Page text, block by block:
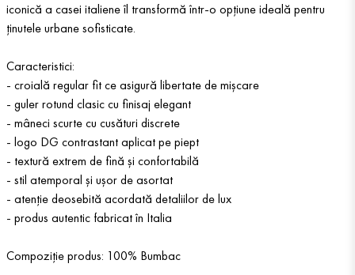
iconică a casei italiene îl transformă într-o opțiune ideală pentru
ținutele urbane sofisticate.
Caracteristici:
- croială regular fit ce asigură libertate de mișcare
- guler rotund clasic cu finisaj elegant
- mâneci scurte cu cusături discrete
- logo DG contrastant aplicat pe piept
- textură extrem de fină și confortabilă
- stil atemporal și ușor de asortat
- atenție deosebită acordată detaliilor de lux
- produs autentic fabricat în Italia
Compoziție produs: 100% Bumbac